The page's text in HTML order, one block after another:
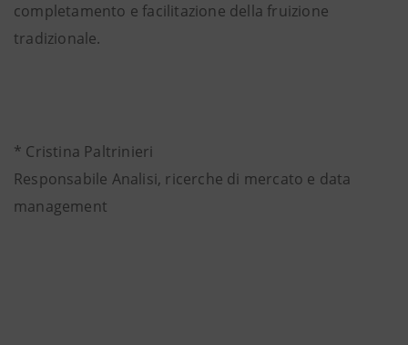
completamento e facilitazione della fruizione
tradizionale.
* Cristina Paltrinieri
Responsabile Analisi, ricerche di mercato e data
management